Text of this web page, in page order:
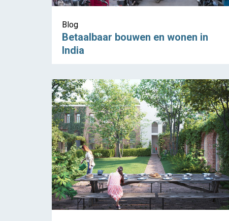
Blog
Betaalbaar bouwen en wonen in
India